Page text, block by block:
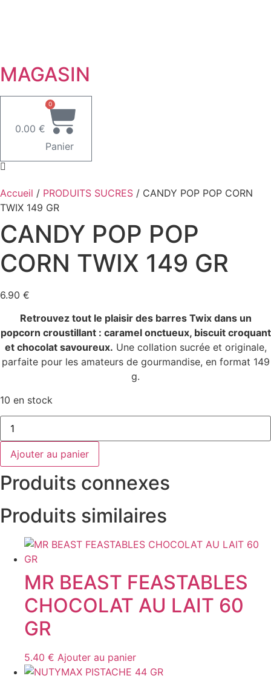
MAGASIN
0.00 €
0
Panier
Accueil / PRODUITS SUCRES / CANDY POP POP CORN
TWIX 149 GR
CANDY POP POP
CORN TWIX 149 GR
6.90 €
Retrouvez tout le plaisir des barres Twix dans un
popcorn croustillant : caramel onctueux, biscuit croquant
et chocolat savoureux. Une collation sucrée et originale,
parfaite pour les amateurs de gourmandise, en format 149
g.
10 en stock
quantité
CANDY
POP
POP
CORN
TWIX
149
Ajouter au panier
Produits connexes
Produits similaires
MR BEAST FEASTABLES
CHOCOLAT AU LAIT 60
GR
5.40 € Ajouter au panier